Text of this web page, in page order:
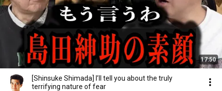
17:50
[Shinsuke Shimada] I’ll tell you about the truly
terrifying nature of fear